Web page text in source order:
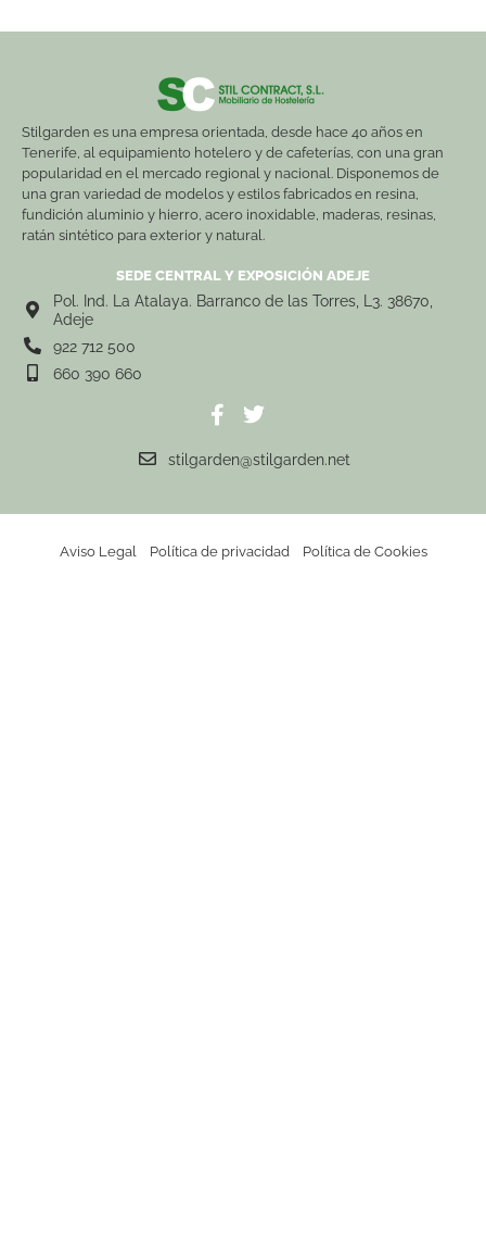
Stilgarden es una empresa orientada, desde hace 40 años en
Tenerife, al equipamiento hotelero y de cafeterías, con una gran
popularidad en el mercado regional y nacional. Disponemos de
una gran variedad de modelos y estilos fabricados en resina,
fundición aluminio y hierro, acero inoxidable, maderas, resinas,
ratán sintético para exterior y natural.
SEDE CENTRAL Y EXPOSICIÓN ADEJE
Pol. Ind. La Atalaya. Barranco de las Torres, L3. 38670,
Adeje
922 712 500
660 390 660
stilgarden@stilgarden.net
Aviso Legal Política de privacidad Política de Cookies